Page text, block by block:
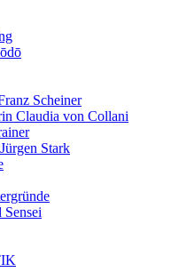
Scheiner
Claudia von Collani
Stark
Sensei